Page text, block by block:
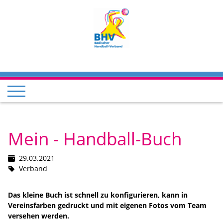
Mein - Handball-Buch
29.03.2021
Verband
Das kleine Buch ist schnell zu konfigurieren, kann in
Vereinsfarben gedruckt und mit eigenen Fotos vom Team
versehen werden.